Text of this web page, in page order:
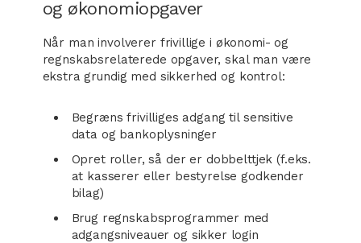
og økonomiopgaver
Når man involverer frivillige i økonomi- og
regnskabsrelaterede opgaver, skal man være
ekstra grundig med sikkerhed og kontrol:
Begræns frivilliges adgang til sensitive
data og bankoplysninger
Opret roller, så der er dobbelttjek (f.eks.
at kasserer eller bestyrelse godkender
bilag)
Brug regnskabsprogrammer med
adgangsniveauer og sikker login